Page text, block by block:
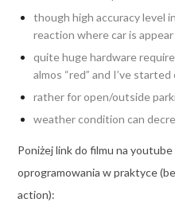
though high accuracy level
reaction where car is
quite huge hardware
almos “red” and I’ve
rather for open/outside
weather condition can
Poniżej link do filmu na youtube
oprogramowania w praktyce
action):